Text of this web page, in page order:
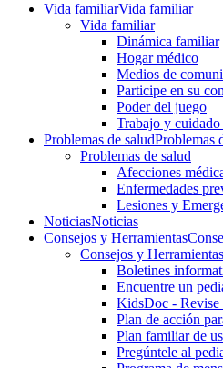
Vida familiarVida familiar
Vida familiar
Dinámica familiar
Hogar médico
Medios de
Participe en su
Poder del juego
Trabajo y
Problemas de saludProblemas
Problemas de salud
Afecciones
Enfermedades
Lesiones y
NoticiasNoticias
Consejos y Herramientas
Consejos y Herramientas
Boletines
Encuentre un
KidsDoc - Revise
Plan de acción
Plan familiar de
Pregúntele al